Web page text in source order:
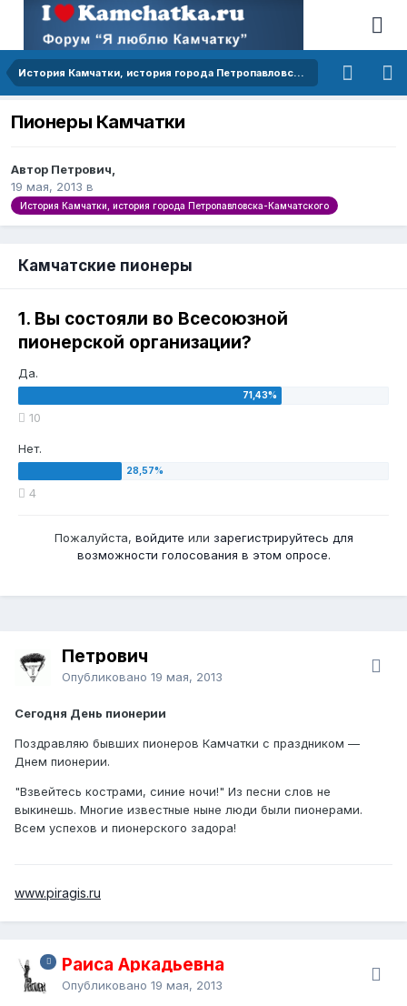
История Камчатки, история города Петропавловска-Камчатского
Пионеры Камчатки
Автор Петрович,
19 мая, 2013 в
История Камчатки, история города Петропавловска-Камчатского
Камчатские пионеры
1. Вы состояли во Всесоюзной
пионерской организации?
Да.
10
Нет.
4
Пожалуйста, войдите или зарегистрируйтесь для
возможности голосования в этом опросе.
Петрович
Опубликовано 19 мая, 2013
Сегодня День пионерии
Поздравляю бывших пионеров Камчатки с праздником —
Днем пионерии.
"Взвейтесь кострами, синие ночи!" Из песни слов не
выкинешь. Многие известные ныне люди были пионерами.
Всем успехов и пионерского задора!
www.piragis.ru
Раиса Аркадьевна
Опубликовано 19 мая, 2013